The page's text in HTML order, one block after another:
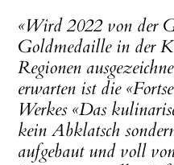
«Wird 2022 von der
Goldmedaille in der
Regionen
erwarten ist die
Werkes «Das
kein Abklatsch
aufgebaut und voll